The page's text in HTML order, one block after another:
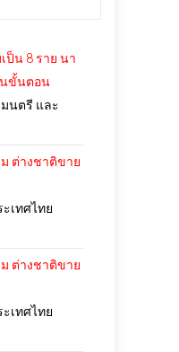
ป็น 8 ราย นา
นขั้นตอน
นตรี และ
ต่างชาติขาย
เทศไทย
ต่างชาติขาย
เทศไทย